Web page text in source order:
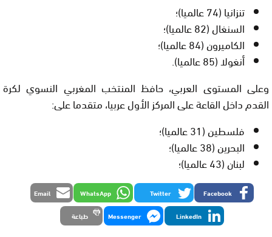
تنزانيا (74 عالميا)؛
السنغال (82 عالميا)؛
الكاميرون (84 عالميا)؛
أنغولا (85 عالميا).
وعلى المستوى العربي، حافظ المنتخب المغربي النسوي لكرة
القدم داخل القاعة على المركز الأول عربيا، متقدما على:
فلسطين (31 عالميا)؛
البحرين (38 عالميا)؛
لبنان (43 عالميا)؛
Facebook
Twitter
WhatsApp
Email
LinkedIn
Messenger طباعة